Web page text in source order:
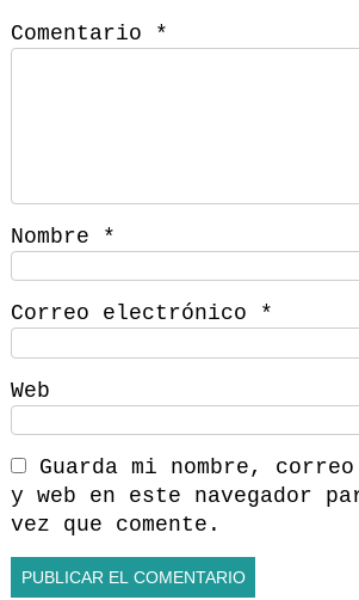
Comentario
*
Nombre *
Correo electrónico *
Web
Guarda mi nombre,
y web en este navegador
vez que comente.